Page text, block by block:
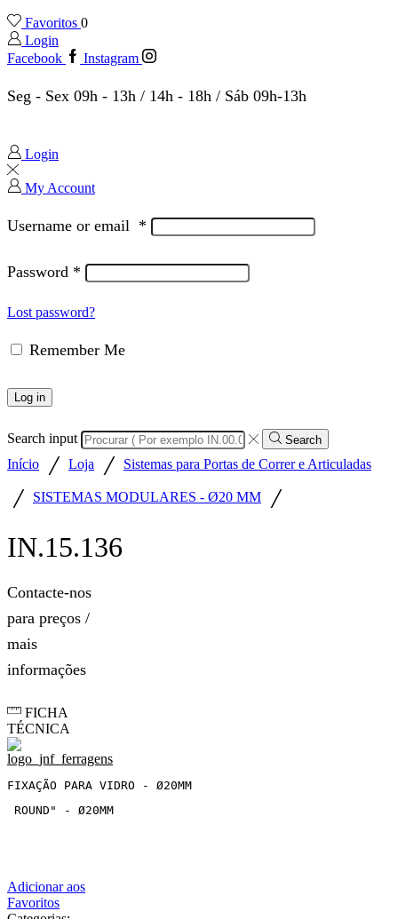
Favoritos 0
Login
Facebook
Instagram
Seg - Sex 09h - 13h / 14h - 18h / Sáb 09h-13h
Login
My Account
Username or email *
Password *
Lost password?
Remember Me
Log in
Search input Search
Início / Loja / Sistemas para Portas de Correr e Articuladas
/ SISTEMAS MODULARES - Ø20 MM
/
IN.15.136
Contacte-nos
para preços /
mais
informações
FICHA
TÉCNICA
FIXAÇÃO PARA VIDRO - Ø20MM
ROUND" - Ø20MM
Adicionar aos
Favoritos